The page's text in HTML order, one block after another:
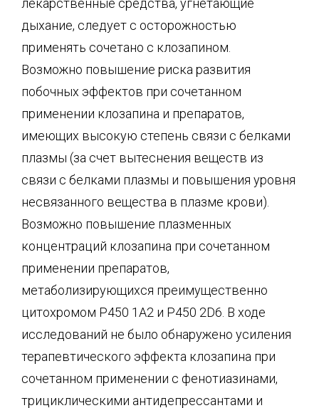
лекарственные средства, угнетающие
дыхание, следует с осторожностью
применять сочетано с клозапином.
Возможно повышение риска развития
побочных эффектов при сочетанном
применении клозапина и препаратов,
имеющих высокую степень связи с белками
плазмы (за счет вытеснения веществ из
связи с белками плазмы и повышения уровня
несвязанного вещества в плазме крови).
Возможно повышение плазменных
концентраций клозапина при сочетанном
применении препаратов,
метаболизирующихся преимущественно
цитохромом P450 1A2 и P450 2D6. В ходе
исследований не было обнаружено усиления
терапевтического эффекта клозапина при
сочетанном применении с фенотиазинами,
трициклическими антидепрессантами и